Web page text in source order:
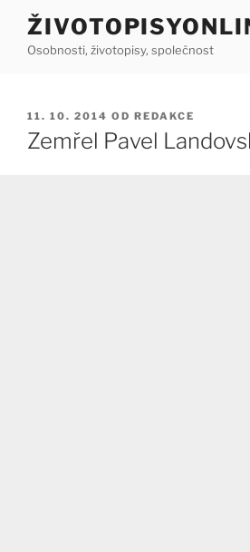
Přejít
obsahuOsobnosti, životopisy, společnost
PUBLIKOVÁNO
11. 10. 2014 OD REDAKCE
Zemřel Pavel